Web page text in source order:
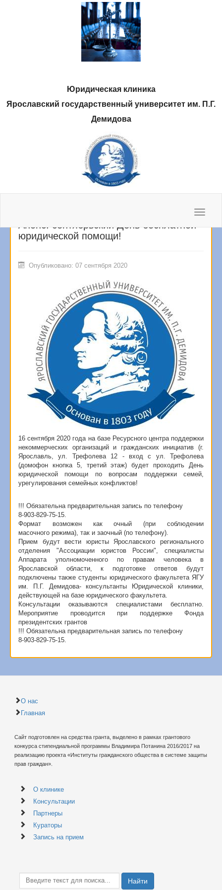
Юридическая клиника
Ярославский государственный университет им. П.Г.
Демидова
Toggle
Нас спрашивают, мы отвечаем
Методические материалы
Анонс: сентябрьский День бесплатной
юридической помощи!
Опубликовано: 07 сентября 2020
16 сентября 2020 года на базе Ресурсного центра поддержки
некоммерческих организаций и гражданских инициатив (г.
Ярославль, ул. Трефолева 12 - вход с ул. Трефолева
(домофон кнопка 5, третий этаж) будет проходить День
юридической помощи по вопросам поддержки семей,
урегулирования семейных конфликтов!
!!! Обязательна предварительная запись по телефону
8-903-829-75-15.
Формат возможен как очный (при соблюдении
масочного режима), так и заочный (по телефону).
Прием будут вести юристы Ярославского регионального
отделения "Ассоциации юристов России", специалисты
Аппарата уполномоченного по правам человека в
Ярославской области, к подготовке ответов будут
подключены также студенты юридического факультета ЯГУ
им. П.Г. Демидова- консультанты Юридической клиники,
действующей на базе юридического факультета.
Консультации оказываются специалистами бесплатно.
Мероприятие проводится при поддержке Фонда
президентских грантов
!!! Обязательна предварительная запись по телефону
8-903-829-75-15.
О нас
Главная
Сайт подготовлен на средства гранта, выделено в рамках грантового
конкурса стипендиальной программы Владимира Потанина 2016/2017 на
реализацию проекта «Институты гражданского общества в системе защиты
прав граждан».
О клинике
Консультации
Партнеры
Кураторы
Запись на прием
Найти